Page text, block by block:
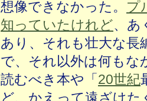
想像できなかった。 プ
知っていたけれど、あ
あり、それも壮大な長
で、それ以外は何もな
読むべき本や「20世紀
ど、かえって遠ざけ